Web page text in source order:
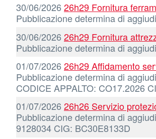
30/06/202626h29 Fornitura
Pubblicazione determina di
30/06/2026 26h29 Fornitura
Pubblicazione determina di
01/07/202626h29 Affidamento
Pubblicazione determina di
CODICE APPALTO: CO17.2026
01/07/2026 26h26 Servizio
Pubblicazione determina di
9128034 CIG: BC30E8133D